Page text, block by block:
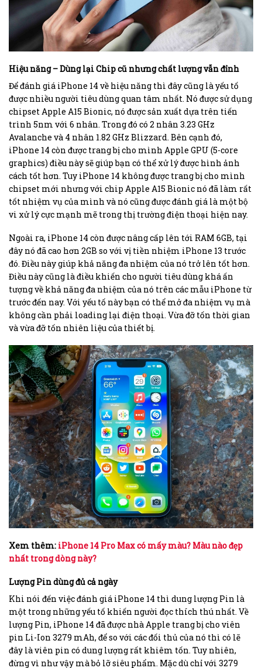
Hiệu năng – Dùng lại Chip cũ nhưng chất lượng vẫn đỉnh
Để đánh giá iPhone 14 về hiệu năng thì đây cũng là yếu tố
được nhiều người tiêu dùng quan tâm nhất. Nó được sử dụng
chipset Apple A15 Bionic, nó được sản xuất dựa trên tiến
trình 5nm với 6 nhân. Trong đó có 2 nhân 3.23 GHz
Avalanche và 4 nhân 1.82 GHz Blizzard. Bên cạnh đó,
iPhone 14 còn được trang bị cho mình Apple GPU (5-core
graphics) điều này sẽ giúp bạn có thể xử lý được hình ảnh
cách tốt hơn. Tuy iPhone 14 không được trang bị cho mình
chipset mới nhưng với chip Apple A15 Bionic nó đã làm rất
tốt nhiệm vụ của mình và nó cũng được đánh giá là một bộ
vi xử lý cực mạnh mẽ trong thị trường điện thoại hiện nay.
Ngoài ra, iPhone 14 còn được nâng cấp lên tới RAM 6GB, tại
đây nó đã cao hơn 2GB so với vị tiền nhiệm iPhone 13 trước
đó. Điều này giúp khả năng đa nhiệm của nó trở lên tốt hơn.
Điều này cũng là điều khiến cho người tiêu dùng khá ấn
tượng về khả năng đa nhiệm của nó trên các mẫu iPhone từ
trước đến nay. Với yếu tố này bạn có thể mở đa nhiệm vụ mà
không cần phải loading lại điện thoại. Vừa đỡ tốn thời gian
và vừa đỡ tốn nhiên liệu của thiết bị.
Xem thêm: iPhone 14 Pro Max có mấy màu? Màu nào đẹp
nhất trong dòng này?
Lượng Pin dùng đủ cả ngày
Khi nói đến việc đánh giá iPhone 14 thì dung lượng Pin là
một trong những yếu tố khiến người đọc thích thú nhất. Về
lượng Pin, iPhone 14 đã được nhà Apple trang bị cho viên
pin Li-Ion 3279 mAh, để so với các đối thủ của nó thì có lẽ
đây là viên pin có dung lượng rất khiêm tốn. Tuy nhiên,
đừng vì như vậy mà bỏ lỡ siêu phẩm. Mặc dù chỉ với 3279